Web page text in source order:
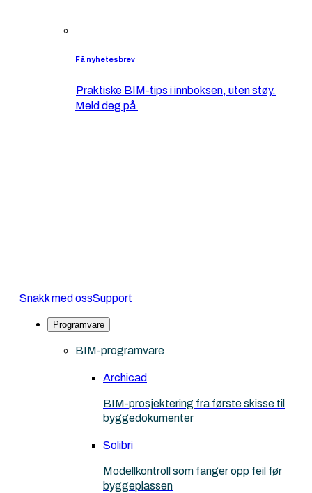
Få nyhetesbrev
Praktiske BIM-tips i innboksen, uten støy.
Meld deg på
Snakk med ossSupport
Programvare
BIM-programvare
Archicad
BIM-prosjektering fra første skisse til
byggedokumenter
Solibri
Modellkontroll som fanger opp feil før
byggeplassen